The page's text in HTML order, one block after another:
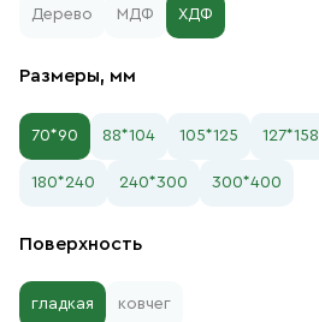
Дерево МДФ ХДФ
Размеры, мм
70*90 88*104 105*125 127*158
180*240 240*300 300*400
Поверхность
гладкая ковчег